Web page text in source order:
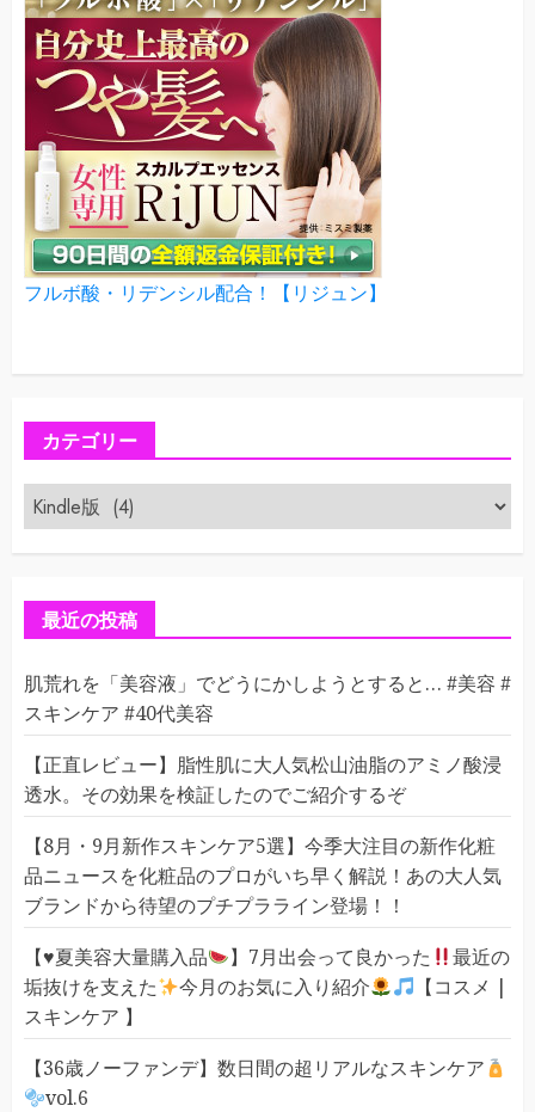
フルボ酸・リデンシル配合！【リジュン】
カテゴリー
カ
テ
ゴ
最近の投稿
肌荒れを「美容液」でどうにかしようとすると… #美容 #
スキンケア #40代美容
【正直レビュー】脂性肌に大人気松山油脂のアミノ酸浸
透水。その効果を検証したのでご紹介するぞ
【8月・9月新作スキンケア5選】今季大注目の新作化粧
品ニュースを化粧品のプロがいち早く解説！あの大人気
ブランドから待望のプチプラライン登場！！
【♥️夏美容大量購入品 】7月出会って良かった
最近の
垢抜けを支えた
今月のお気に入り紹介
【コスメ |
スキンケア 】
【36歳ノーファンデ】数日間の超リアルなスキンケア
vol.6